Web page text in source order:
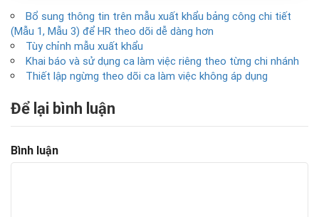
Bổ sung thông tin trên mẫu xuất khẩu bảng công chi tiết
(Mẫu 1, Mẫu 3) để HR theo dõi dễ dàng hơn
Tùy chỉnh mẫu xuất khẩu
Khai báo và sử dụng ca làm việc riêng theo từng chi nhánh
Thiết lập ngừng theo dõi ca làm việc không áp dụng
Để lại bình luận
Bình luận